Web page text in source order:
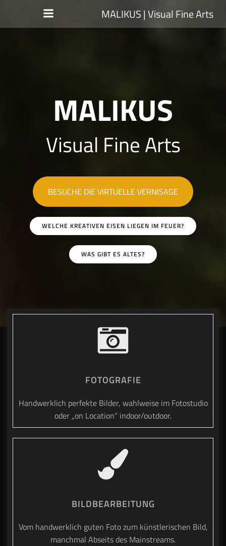
Inhalt
springen
MALIKUS | Visual Fine Arts
MALIKUS
Visual Fine Arts
BESUCHE DIE VIRTUELLE VERNISAGE
WELCHE KREATIVEN EISEN LIEGEN IM FEUER?
WAS GIBT ES ALTES?
FOTOGRAFIE
Handwerklich perfekte Bilder, wahlweise im Fotostudio
oder „on Location“ indoor/outdoor.
BILDBEARBEITUNG
Vom handwerklich guten Foto zum künstlerischen Bild,
manchmal Abseits des Mainstreams.